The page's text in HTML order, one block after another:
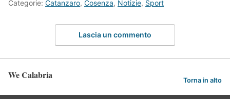
Categorie: Catanzaro, Cosenza, Notizie, Sport
Lascia un commento
We Calabria Torna in alto